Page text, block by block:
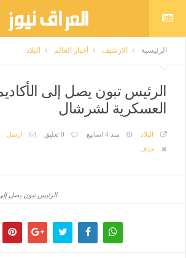
الرئيسية الارشيف أخبار العالم البلاد
الرئيس تبون يصل إلى
العسكرية لشرشال
البلاد منذ 4 اسابيع 0 تعليق ارسل
حذف
الرئيس تبون يصل